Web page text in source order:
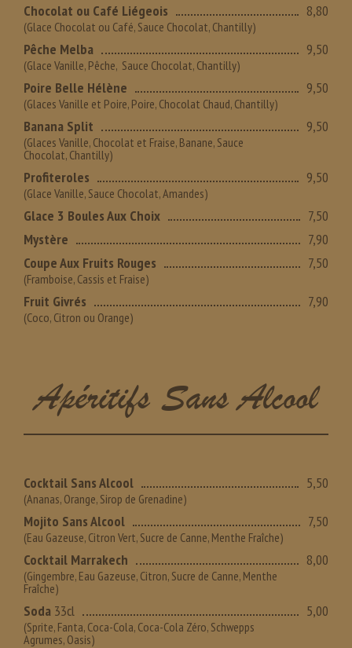
Chocolat ou Café Liégeois 8,80
(Glace Chocolat ou Café, Sauce Chocolat, Chantilly)
Pêche Melba 9,50
(Glace Vanille, Pêche, Sauce Chocolat, Chantilly)
Poire Belle Hélène 9,50
(Glaces Vanille et Poire, Poire, Chocolat Chaud, Chantilly)
Banana Split 9,50
(Glaces Vanille, Chocolat et Fraise, Banane, Sauce
Chocolat, Chantilly)
Profiteroles 9,50
(Glace Vanille, Sauce Chocolat, Amandes)
Glace 3 Boules Aux Choix
7,50
Mystère
7,90
Coupe Aux Fruits Rouges
7,50
(Framboise, Cassis et Fraise)
Fruit Givrés 7,90
(Coco, Citron ou Orange)
Apéritifs Sans Alcool
Cocktail Sans Alcool 5,50
(Ananas, Orange, Sirop de Grenadine)
Mojito Sans Alcool 7,50
(Eau Gazeuse, Citron Vert, Sucre de Canne, Menthe Fraîche)
Cocktail Marrakech 8,00
(Gingembre, Eau Gazeuse, Citron, Sucre de Canne, Menthe
Fraîche)
Soda 33cl 5,00
(Sprite, Fanta, Coca-Cola, Coca-Cola Zéro, Schwepps
Agrumes, Oasis)